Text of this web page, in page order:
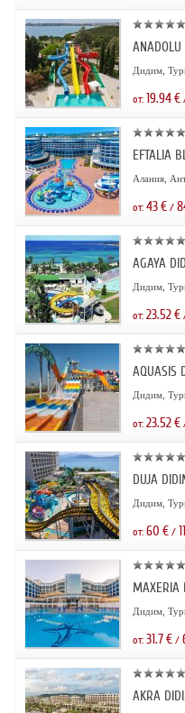
Дидим,
от: 19.94€
EFTALIA
Алания,
от: 43€/
AGAYA
Дидим,
от: 23.52€
AQUASIS
Дидим,
от: 23.52€
DUJA
Дидим,
от: 60 €/
MAXERIA
Дидим,
от: 31.7€/
AKRA